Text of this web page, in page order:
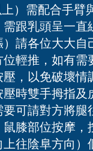
）需配合手臂
跟乳頭呈一
請各位大大
輕推，如有
，以免破壞
時雙手拇指
要可請對方將
膝部位按摩
往陰阜方向